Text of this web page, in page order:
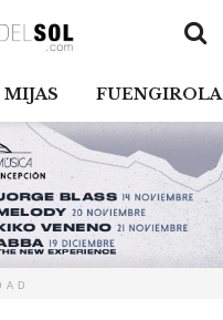
MIJAS FUENGIROLA